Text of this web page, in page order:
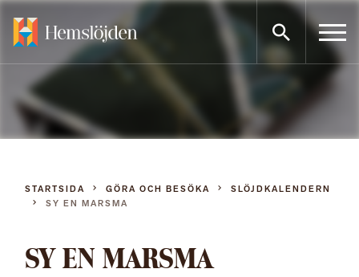
Gå
innehållet
STARTSIDA GÖRA OCH BESÖKA
SLÖJDKALENDERN
SY EN MARSMA
SY EN MARSMA